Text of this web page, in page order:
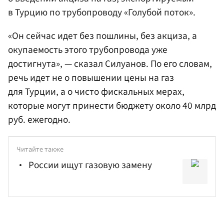
в Турцию по трубопроводу «Голубой поток».
«Он сейчас идет без пошлины, без акциза, а
окупаемость этого трубопровода уже
достигнута», — сказал Силуанов. По его словам,
речь идет не о повышении цены на газ
для Турции, а о чисто фискальных мерах,
которые могут принести бюджету около 40 млрд
руб. ежегодно.
Читайте также
России ищут газовую замену